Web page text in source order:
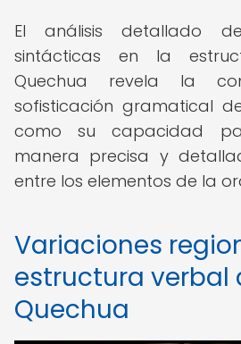
El análisis detallado
sintácticas en la
Quechua revela la
sofisticación gramatical
como su capacidad
manera precisa y
entre los elementos de la
Variaciones
estructura verbal
Quechua